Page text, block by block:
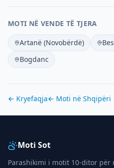
MOTI NË VENDE TË TJERA
Artanë (Novobërdë)
Bogdanc
← Kryefaqja← Moti në Shqipëri
Moti Sot
Parashikimi i motit 10-ditor për